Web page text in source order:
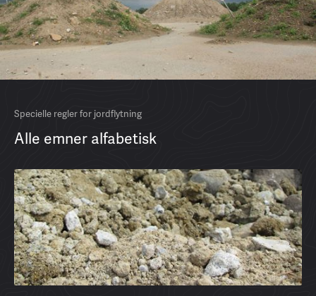
Specielle regler for jordflytning
Alle emner alfabetisk